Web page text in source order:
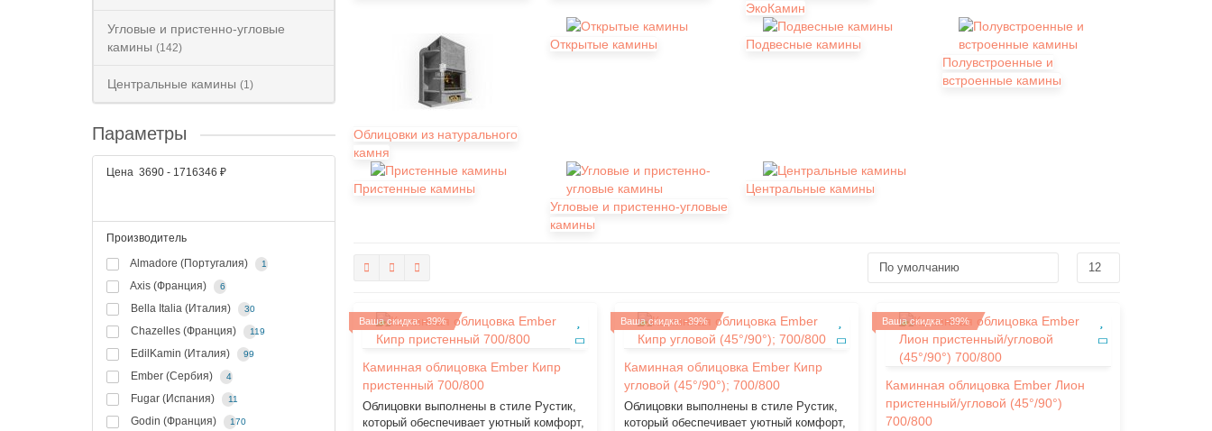
Угловые и пристенно-угловые
камины (142)
Центральные камины (1)
Параметры
Цена 3690 - 1716346 ₽
Производитель
Almadore (Португалия) 1
Axis (Франция) 6
Bella Italia (Италия) 30
Chazelles (Франция) 119
EdilKamin (Италия) 99
Ember (Сербия) 4
Fugar (Испания) 11
Godin (Франция) 170
ЭкоКамин
Облицовки из натурального
камня
Открытые камины
Подвесные камины
Полувстроенные и
встроенные камины
Пристенные камины
Угловые и пристенно-угловые
камины
Центральные камины
Ваша скидка: -39%
Каминная облицовка Ember Кипр
пристенный 700/800
Облицовки выполнены в стиле Рустик,
который обеспечивает уютный комфорт,
Ваша скидка: -39%
Каминная облицовка Ember Кипр
угловой (45°/90°); 700/800
Облицовки выполнены в стиле Рустик,
который обеспечивает уютный комфорт,
Ваша скидка: -39%
Каминная облицовка Ember Лион
пристенный/угловой (45°/90°)
700/800